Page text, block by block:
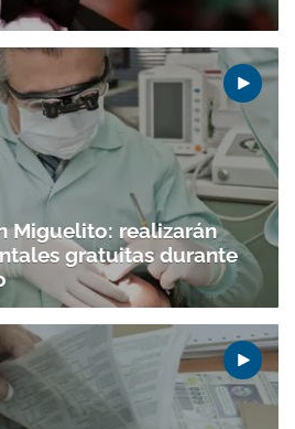
Miguelito: realizarán
gratuitas durante